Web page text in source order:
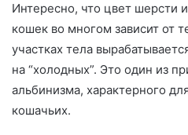
Интересно, что цвет шерсти
кошек во многом зависит от
участках тела
на “холодных”. Это один из
альбинизма, характерного
кошачьих.